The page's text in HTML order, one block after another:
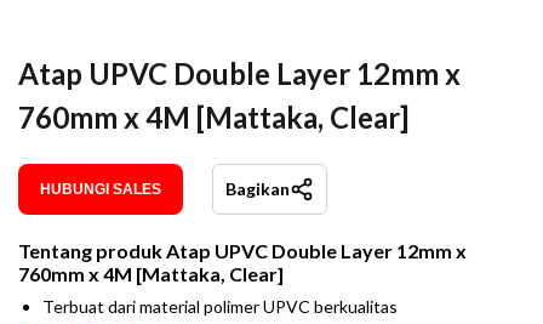
Atap UPVC Double Layer 12mm x
760mm x 4M [Mattaka, Clear]
HUBUNGI SALES Bagikan
Tentang produkAtap UPVC Double Layer 12mm x
760mm x 4M [Mattaka, Clear]
Terbuat dari material polimer UPVC berkualitas